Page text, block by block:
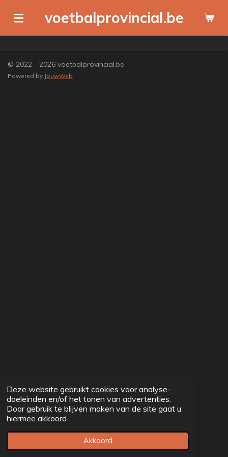
Deze website gebruikt cookies voor analyse-
doeleinden en/of het tonen van advertenties.
Door gebruik te blijven maken van de site gaat u
hiermee akkoord.
Akkoord
direct
naar
hoofdinhoud
voetbalprovincial.be
© 2022 - 2026 voetbalprovincial.be
Powered by JouwWeb